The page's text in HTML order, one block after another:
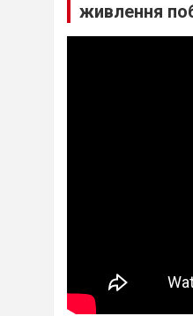
живлення